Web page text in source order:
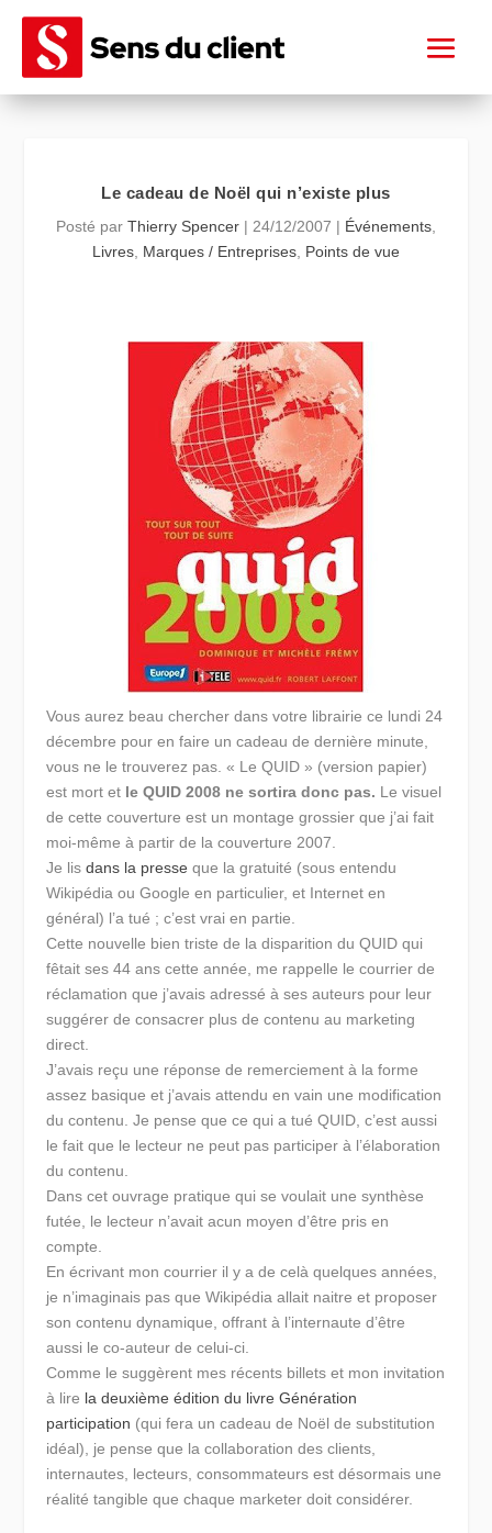
Le cadeau de Noël qui n’existe plus
Posté par Thierry Spencer | 24/12/2007 | Événements
Livres Marques / Entreprises Points de vue
Vous aurez beau chercher dans votre librairie ce lundi 24
décembre pour en faire un cadeau de dernière minute,
vous ne le trouverez pas. « Le QUID » (version papier)
est mort et le QUID 2008 ne sortira donc pas. Le visuel
de cette couverture est un montage grossier que j’ai fait
moi-même à partir de la couverture 2007.
Je lisdans la presse que la gratuité (sous entendu
Wikipédia ou Google en particulier, et Internet en
général) l’a tué ; c’est vrai en partie.
Cette nouvelle bien triste de la disparition du QUID qui
fêtait ses 44 ans cette année, me rappelle le courrier de
réclamation que j’avais adressé à ses auteurs pour leur
suggérer de consacrer plus de contenu au marketing
direct.
J’avais reçu une réponse de remerciement à la forme
assez basique et j’avais attendu en vain une modification
du contenu. Je pense que ce qui a tué QUID, c’est aussi
le fait que le lecteur ne peut pas participer à l’élaboration
du contenu.
Dans cet ouvrage pratique qui se voulait une synthèse
futée, le lecteur n’avait acun moyen d’être pris en
compte.
En écrivant mon courrier il y a de celà quelques années,
je n’imaginais pas que Wikipédia allait naitre et proposer
son contenu dynamique, offrant à l’internaute d’être
aussi le co-auteur de celui-ci.
Comme le suggèrent mes récents billets et mon invitation
à lire la deuxième édition du livre Génération
participation (qui fera un cadeau de Noël de substitution
idéal), je pense que la collaboration des clients,
internautes, lecteurs, consommateurs est désormais une
réalité tangible que chaque marketer doit considérer.